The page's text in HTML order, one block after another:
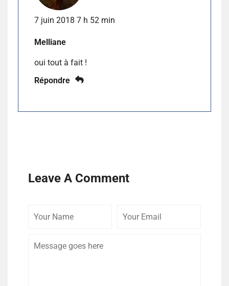
7 juin 2018 7 h 52 min
Melliane
oui tout à fait !
Répondre
Leave A Comment